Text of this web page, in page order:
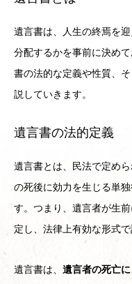
遺言書は、人生の終焉を
分配するかを事前に決め
書の法的な定義や性質、
説していきます。
遺言書の法的定義
遺言書とは、民法で定め
の死後に効力を生じる単
す。つまり、遺言者が生
定し、法律上有効な形式
遺言書は、 遺言者の死亡